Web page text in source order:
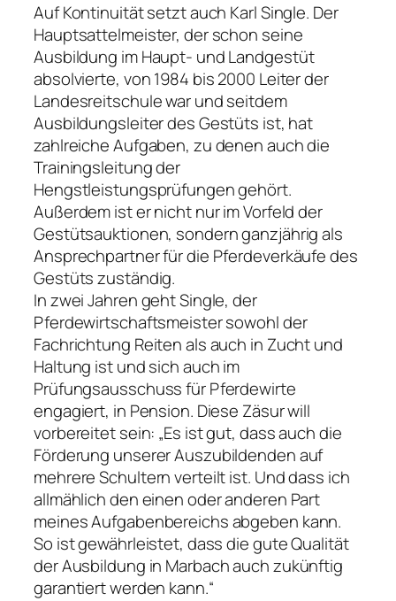
Auf Kontinuität setzt auch Karl Single. Der
Hauptsattelmeister, der schon seine
Ausbildung im Haupt- und Landgestüt
absolvierte, von 1984 bis 2000 Leiter der
Landesreitschule war und seitdem
Ausbildungsleiter des Gestüts ist, hat
zahlreiche Aufgaben, zu denen auch die
Trainingsleitung der
Hengstleistungsprüfungen gehört.
Außerdem ist er nicht nur im Vorfeld der
Gestütsauktionen, sondern ganzjährig als
Ansprechpartner für die Pferdeverkäufe des
Gestüts zuständig.
In zwei Jahren geht Single, der
Pferdewirtschaftsmeister sowohl der
Fachrichtung Reiten als auch in Zucht und
Haltung ist und sich auch im
Prüfungsausschuss für Pferdewirte
engagiert, in Pension. Diese Zäsur will
vorbereitet sein: „Es ist gut, dass auch die
Förderung unserer Auszubildenden auf
mehrere Schultern verteilt ist. Und dass ich
allmählich den einen oder anderen Part
meines Aufgabenbereichs abgeben kann.
So ist gewährleistet, dass die gute Qualität
der Ausbildung in Marbach auch zukünftig
garantiert werden kann.“